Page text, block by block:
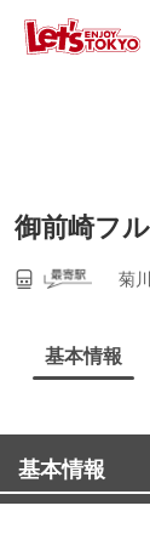
御前崎フ
菊
基本情報
基本情報